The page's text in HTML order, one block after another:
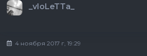
_vIoLeTTa_
4 ноября 2017 г, 19:29